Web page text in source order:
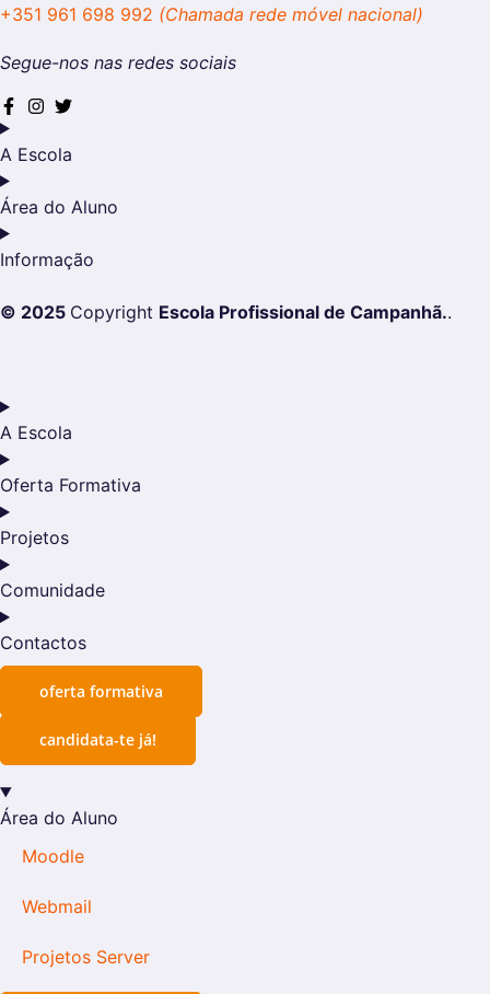
+351 961 698 992 (Chamada rede móvel nacional)
Segue-nos nas redes sociais
A Escola
Área do Aluno
Informação
© 2025 Copyright Escola Profissional de Campanhã..
A Escola
Oferta Formativa
Projetos
Comunidade
Contactos
oferta formativa
candidata-te já!
Área do Aluno
Moodle
Webmail
Projetos Server